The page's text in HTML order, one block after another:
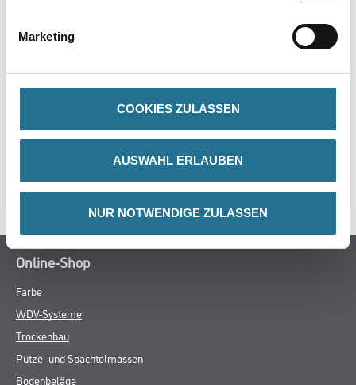
Marketing
COOKIES ZULASSEN
AUSWAHL ERLAUBEN
NUR NOTWENDIGE ZULASSEN
SPEZIFIKATIONEN
Online-Shop
Farbe
WDV-Systeme
Trockenbau
Putze- und Spachtelmassen
Bodenbeläge